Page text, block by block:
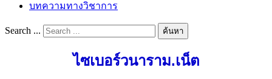
บทความทางวิชาการ
Search ... ค้นหา
ไซเบอร์วนาราม.เน็ต